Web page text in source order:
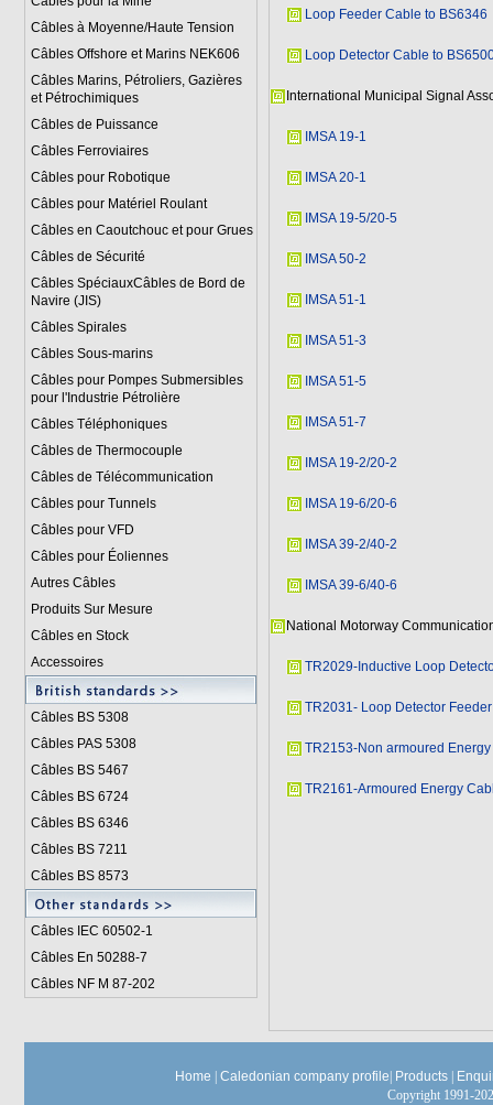
Câbles à Moyenne/Haute Tension
Câbles Offshore et Marins NEK606
Câbles Marins, Pétroliers, Gazières
et Pétrochimiques
Câbles de Puissance
Câbles Ferroviaires
Câbles pour Robotique
Câbles pour Matériel Roulant
Câbles en Caoutchouc et pour Grues
Câbles de Sécurité
Câbles SpéciauxCâbles de Bord de
Navire (JIS)
Câbles Spirales
Câbles Sous-marins
Câbles pour Pompes Submersibles
pour l'Industrie Pétrolière
Câbles Téléphoniques
Câbles de Thermocouple
Câbles de Télécommunication
Câbles pour Tunnels
Câbles pour VFD
Câbles pour Éoliennes
Autres Câbles
Produits Sur Mesure
Câbles en Stock
Accessoires
Câbles BS 5308
Câbles PAS 5308
Câbles BS 5467
Câbles BS 6724
Câbles BS 6346
Câbles BS 7211
Câbles BS 8573
Câbles IEC 60502-1
Câbles En 50288-7
Câbles NF M 87-202
Loop Feeder Cable to BS6346
Loop Detector Cable to
International Municipal Signal
IMSA 19-1
IMSA 20-1
IMSA 19-5/20-5
IMSA 50-2
IMSA 51-1
IMSA 51-3
IMSA 51-5
IMSA 51-7
IMSA 19-2/20-2
IMSA 19-6/20-6
IMSA 39-2/40-2
IMSA 39-6/40-6
National Motorway
TR2029-Inductive Loop
TR2031- Loop Detector
TR2153-Non armoured
TR2161-Armoured Energy
Home Caledonian company profile Products
Copyright 1991-